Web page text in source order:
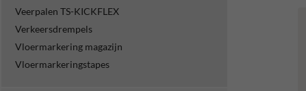
Veerpalen TS-KICKFLEX
Verkeersdrempels
Vloermarkering magazijn
Vloermarkeringstapes